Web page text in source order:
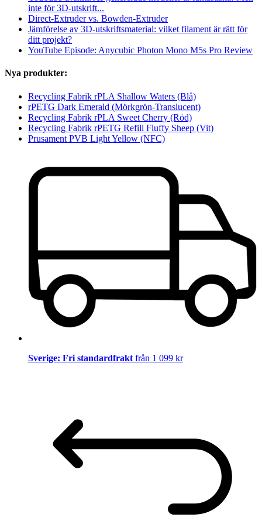
inte för 3D-utskrift...
Direct-Extruder vs. Bowden-Extruder
Jämförelse av 3D-utskriftsmaterial: vilket filament är rätt för
ditt projekt?
YouTube Episode: Anycubic Photon Mono M5s Pro Review
Nya produkter:
Recycling Fabrik rPLA Shallow Waters (Blå)
rPETG Dark Emerald (Mörkgrön-Translucent)
Recycling Fabrik rPLA Sweet Cherry (Röd)
Recycling Fabrik rPETG Refill Fluffy Sheep (Vit)
Prusament PVB Light Yellow (NFC)
Sverige: Fri standardfrakt från 1 099 kr